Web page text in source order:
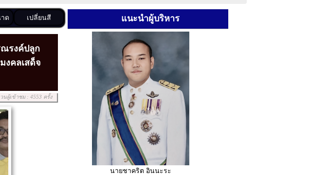
ณรงค์ปลูก
งคลเสด็จ
นผู้เข้าชม : 4553 ครั้ง
ด เปลี่ยนสี แนะนำผู้บริหาร
นายชาคริต อินนะระ